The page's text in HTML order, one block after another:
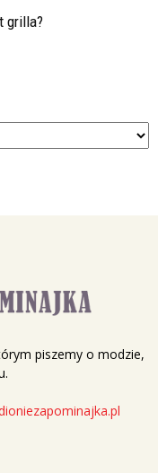
grilla?
piszemy o modzie,